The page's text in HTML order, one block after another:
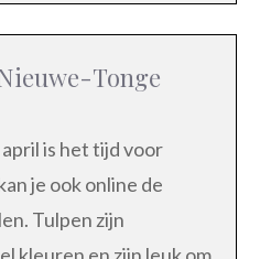
Tonge
is het tijd voor
je ook online de
Tulpen zijn
kleuren en zijn leuk om